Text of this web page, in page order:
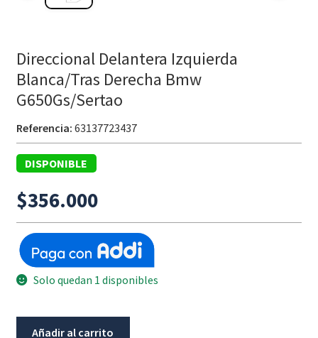
Direccional Delantera Izquierda
Blanca/Tras Derecha Bmw
G650Gs/Sertao
Referencia: 63137723437
DISPONIBLE
$356.000
Solo quedan 1 disponibles
Añadir al carrito